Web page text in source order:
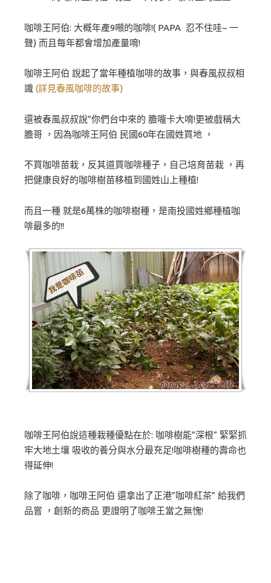
咖啡王阿伯: 大概年產9噸的咖啡!( PAPA 忍不住哇~ 一
聲) 而且每年都會增加產量唷!
咖啡王阿伯 說起了當年種植咖啡的故事，與春風叔叔相
識 (詳見春風咖啡的故事)
還被春風叔叔說”你們台中來的 膽嚨卡大唷!更被戲稱大
膽哥 ，因為咖啡王阿伯 民國60年在國姓買地 ，
不買咖啡苗栽，反其道買咖啡種子，自己培育苗栽 ，再
把健康良好的咖啡樹苗移植到國姓山上種植!
而且一種 就是6萬株的咖啡樹種，是南投國姓鄉種植咖
啡最多的!!
咖啡王阿伯說這種栽種優點在於: 咖啡樹能”深根” 緊緊抓
牢大地土壤 吸收的養分與水分最充足!咖啡樹種的壽命也
得延伸!
除了咖啡，咖啡王阿伯 還拿出了正港”咖啡紅茶” 給我們
品嘗 ，創新的商品 更證明了咖啡王當之無愧!